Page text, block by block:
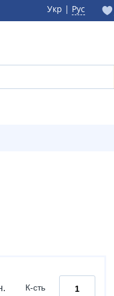
Укр | Рус
К-сть